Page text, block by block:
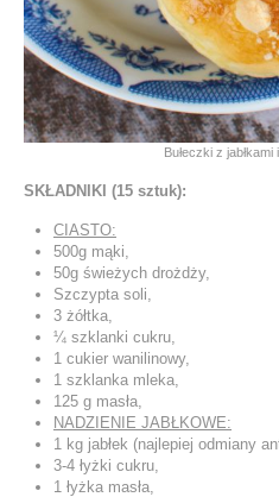
Bułeczki z
SKŁADNIKI (15 sztuk):
CIASTO:
500g mąki,
50g świeżych drożdży,
Szczypta soli,
3 żółtka,
¼ szklanki cukru,
1 cukier wanilinowy,
1 szklanka mleka,
125 g masła,
NADZIENIE JABŁKOWE:
1 kg jabłek (najlepiej odmiany
3-4 łyżki cukru,
1 łyżka masła,